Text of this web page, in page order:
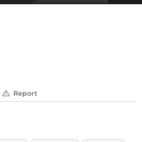
Report